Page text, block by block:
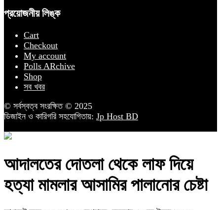
প্রয়োজনীয় লিঙ্ক
Cart
Checkout
My account
Polls ARchive
Shop
সব খবর
© সর্বস্বত্ব সংরক্ষিত © 2025
ডিজাইন ও কারিগরি সহযোগিতায়: Jp Host BD
আদালতের দোতলা থেকে লাফ দিয়ে
হত্যা মামলার আসামির পালানোর চেষ্টা